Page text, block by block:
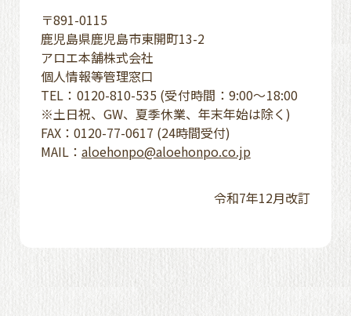
〒891-0115
鹿児島県鹿児島市東開町13-2
アロエ本舗株式会社
個人情報等管理窓口
TEL：0120-810-535 (受付時間：9:00～18:00
※土日祝、GW、夏季休業、年末年始は除く)
FAX：0120-77-0617 (24時間受付)
MAIL： aloehonpo@aloehonpo.co.jp
令和7年12月改訂